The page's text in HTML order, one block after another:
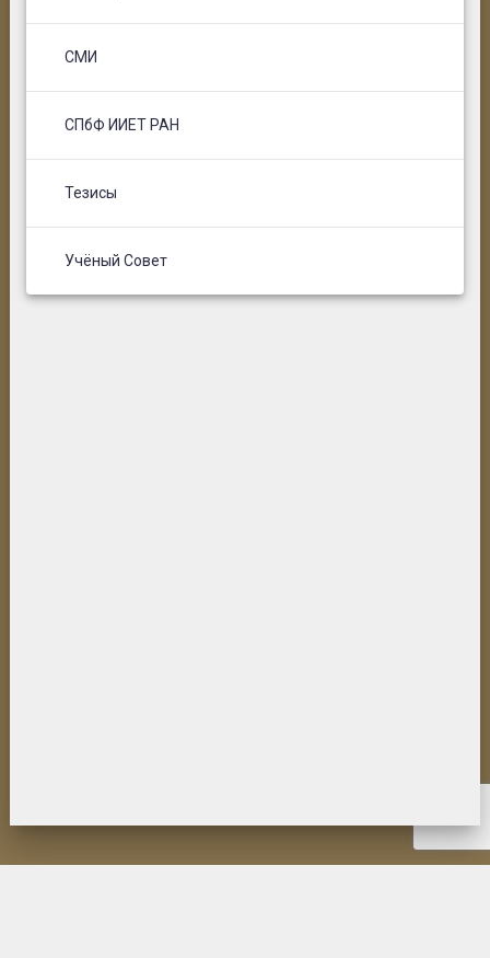
СМИ
СПбФ ИИЕТ РАН
Тезисы
Учёный Совет